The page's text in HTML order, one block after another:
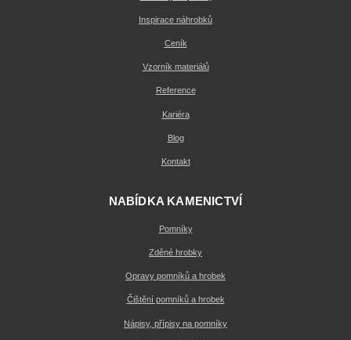
Inspirace náhrobků
Ceník
Vzorník materiálů
Reference
Kariéra
Blog
Kontakt
NABÍDKA KAMENICTVÍ
Pomníky
Zděné hrobky
Opravy pomníků a hrobek
Čištění pomníků a hrobek
Nápisy, přípisy na pomníky